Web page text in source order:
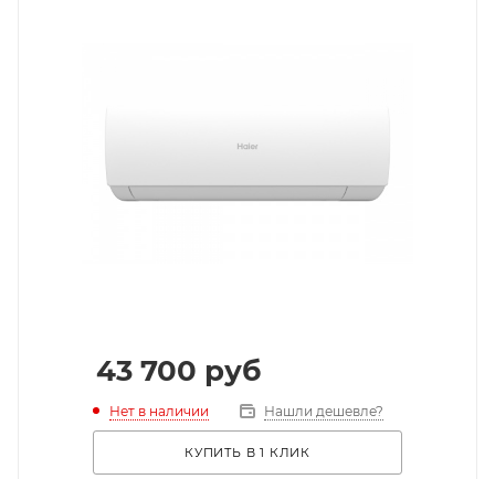
43 700 руб
Нет в наличии Нашли дешевле?
КУПИТЬ В 1 КЛИК